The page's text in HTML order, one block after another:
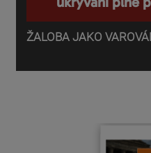
ŽALOBA JAKO